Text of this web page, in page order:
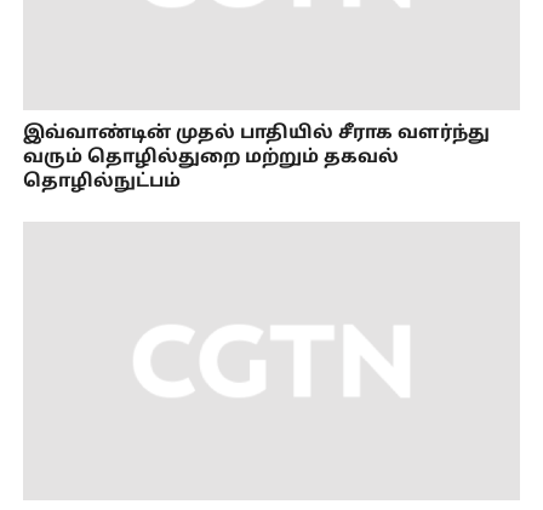
இவ்வாண்டின் முதல் பாதியில் சீராக வளர்ந்து
வரும் தொழில்துறை மற்றும் தகவல்
தொழில்நுட்பம்